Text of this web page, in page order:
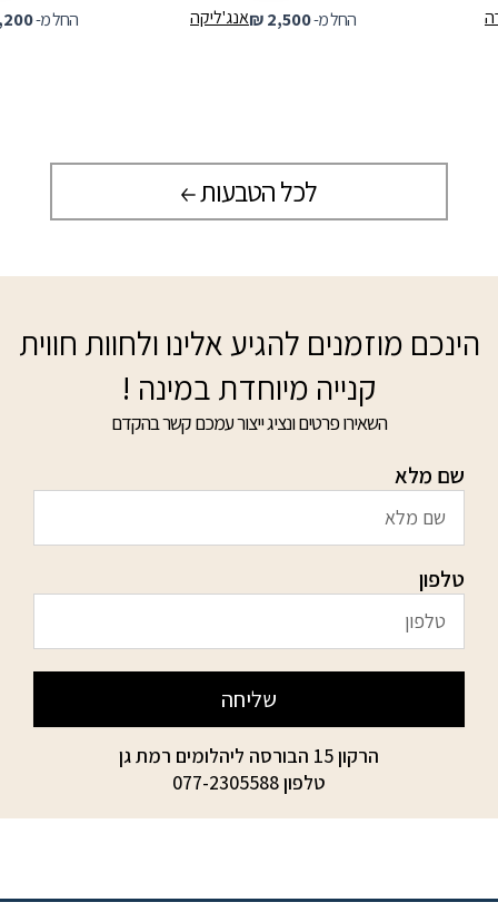
החל מ- אנג'ליקה החל מ- ₪2,500
לכל הטבעות
הינכם מוזמנים להגיע אלינו ולחוות חווית
קנייה מיוחדת במינה !
השאירו פרטים ונציג ייצור עמכם קשר בהקדם
שם מלא
טלפון
שליחה
הרקון 15 הבורסה ליהלומים רמת גן
טלפון077-2305588